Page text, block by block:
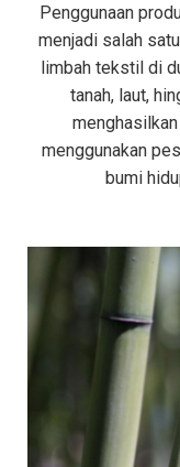
Penggunaan
menjadi salah
limbah tekstil di
tanah, laut,
menggunakan
bumi